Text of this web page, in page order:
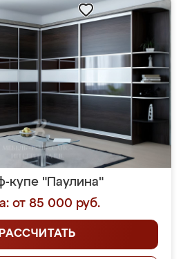
купе "Паулина"
от 85 000 руб.
РАССЧИТАТЬ